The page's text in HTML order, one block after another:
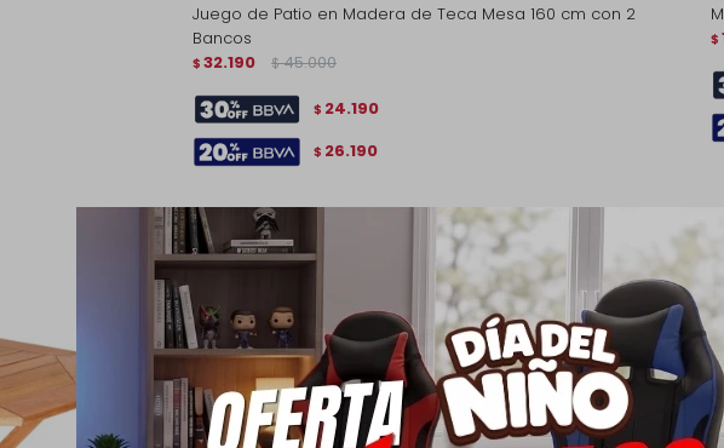
Juego de Patio en Madera de Teca Mesa 160 cm con 2
Bancos
$ 32.190 $ 45.000
$ 24.190
$ 26.190
$